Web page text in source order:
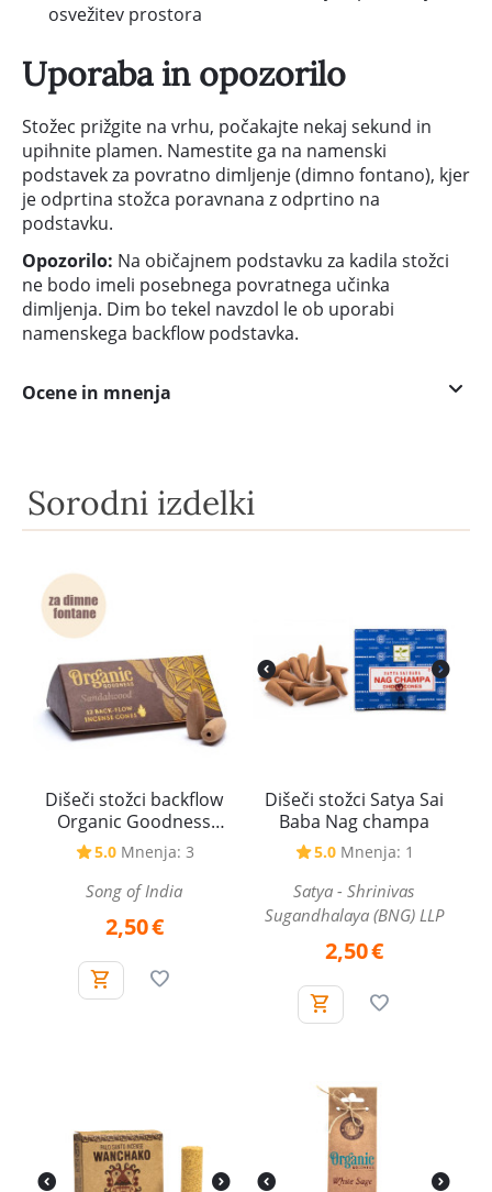
osvežitev prostora
Uporaba in opozorilo
Stožec prižgite na vrhu, počakajte nekaj sekund in
upihnite plamen. Namestite ga na namenski
podstavek za povratno dimljenje (dimno fontano), kjer
je odprtina stožca poravnana z odprtino na
podstavku.
Opozorilo: Na običajnem podstavku za kadila stožci
ne bodo imeli posebnega povratnega učinka
dimljenja. Dim bo tekel navzdol le ob uporabi
namenskega backflow podstavka.
Ocene in mnenja
Sorodni izdelki
Dišeči stožci backflow
Organic Goodness
Sandalwood -
sandalovina - za
povratno dimljenje
5.0 Mnenja: 3
Song of India
2,50€
Dišeči stožci Satya Sai
Baba Nag champa
5.0 Mnenja: 1
Satya - Shrinivas
Sugandhalaya (BNG) LLP
2,50€